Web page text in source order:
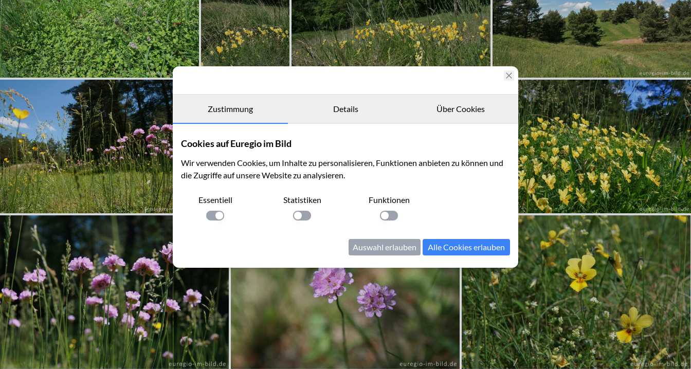
Zustimmung Details Über Cookies
Cookies auf Euregio im Bild
Wir verwenden Cookies, um Inhalte zu personalisieren, Funktionen anbieten zu können und
die Zugriffe auf unsere Website zu analysieren.
Essentiell
Einstellung anwenden
Statistiken
Einstellung anwenden
Funktionen
Einstellung anwenden
Auswahl erlauben Alle Cookies erlauben